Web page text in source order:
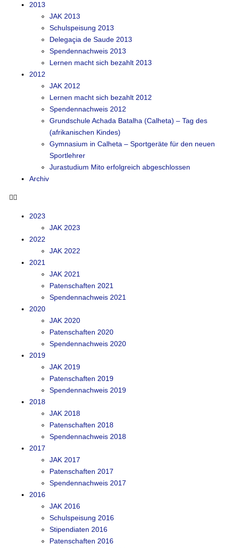
2013
JAK 2013
Schulspeisung 2013
Delegaçia de Saude 2013
Spendennachweis 2013
Lernen macht sich bezahlt 2013
2012
JAK 2012
Lernen macht sich bezahlt 2012
Spendennachweis 2012
Grundschule Achada Batalha (Calheta) – Tag des
(afrikanischen Kindes)
Gymnasium in Calheta – Sportgeräte für den neuen
Sportlehrer
Jurastudium Mito erfolgreich abgeschlossen
Archiv
2023
JAK 2023
2022
JAK 2022
2021
JAK 2021
Patenschaften 2021
Spendennachweis 2021
2020
JAK 2020
Patenschaften 2020
Spendennachweis 2020
2019
JAK 2019
Patenschaften 2019
Spendennachweis 2019
2018
JAK 2018
Patenschaften 2018
Spendennachweis 2018
2017
JAK 2017
Patenschaften 2017
Spendennachweis 2017
2016
JAK 2016
Schulspeisung 2016
Stipendiaten 2016
Patenschaften 2016